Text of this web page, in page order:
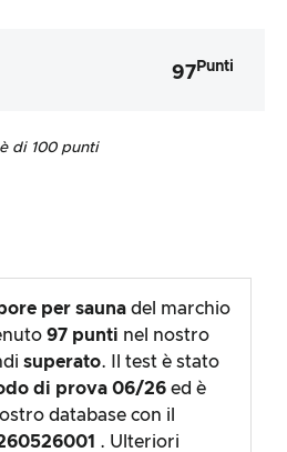
97 Punti
di 100 punti
per sauna del marchio
97 punti nel nostro
superato. Il test è stato
di prova 06/26 ed è
database con il
. Ulteriori